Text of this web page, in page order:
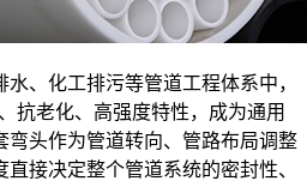
、化工排污等管道工程体系中，
抗老化、高强度特性，成为通用
弯头作为管道转向、管路布局调整
接决定整个管道系统的密封性、